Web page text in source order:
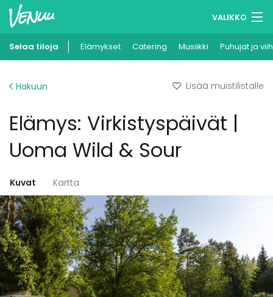
VALIKKO
Muistilistasi
Ilmoita kohteesi
Selaa tiloja Elämykset Catering Musiikki Puhujat ja
Hakuun Lisää muistilistalle
Elämys: Virkistyspäivät |
Uoma Wild & Sour
Kuvat Kartta